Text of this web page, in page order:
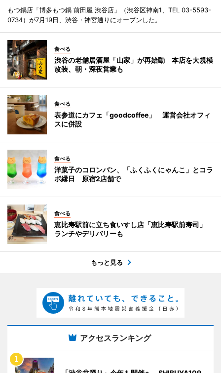
もつ鍋店「博多もつ鍋 前田屋 渋谷店」（渋谷区神南1、TEL 03-5593-
0734）が7月19日、渋谷・神宮通りにオープンした。
食べる
渋谷の老舗居酒屋「山家」が再始動 本店を大規模
改装、朝・深夜営業も
食べる
表参道にカフェ「goodcoffee」 運営会社オフィ
スに併設
食べる
洋菓子のコロンバン、「ふくふくにゃんこ」とコラ
ボ縁日 原宿2店舗で
食べる
恵比寿駅前に立ち食いすし店「恵比寿駅前寿司」
ランチやデリバリーも
もっと見る
アクセスランキング